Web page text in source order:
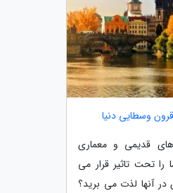
وسطایی دنیا
قدیمی و معماری
تحت تاثیر قرار می
آنها لذت می برید؟